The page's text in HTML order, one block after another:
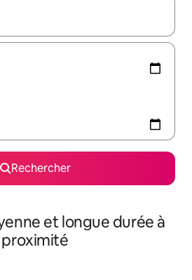
utilisez les flèches vers le
Rechercher
et longue durée à
proximité